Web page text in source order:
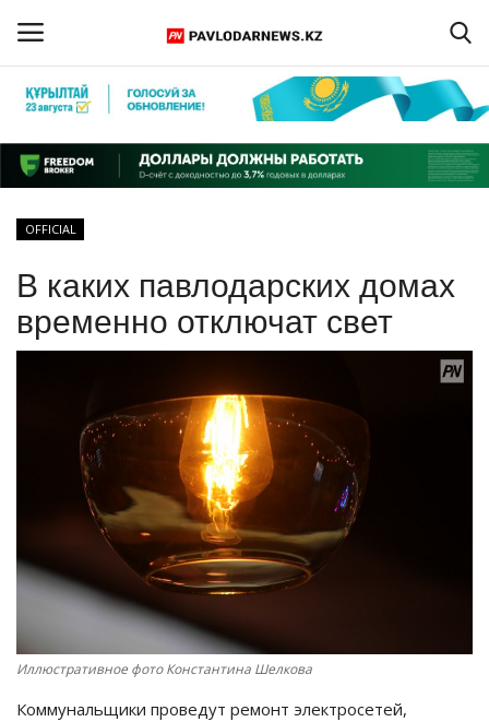
Регистрация
Главная
ПАВЛОДАРСКАЯ ОБЛАСТЬ
СПЕЦПРОЕКТЫ
Чек-лист
РАЗВЛЕЧЕНИЯ
OFFICIAL
В каких павлодарских домах
временно отключат свет
Иллюстративное фото Константина Шелкова
Коммунальщики проведут ремонт электросетей,